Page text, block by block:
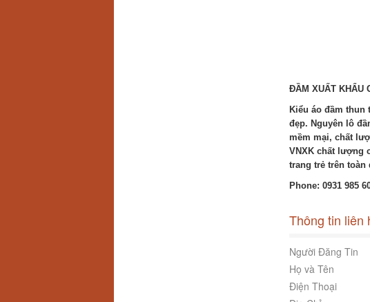
ĐẦM XUẤT KHẨU
Kiểu áo đầm
đẹp. Nguyên lô
mềm mại, chất
VNXK chất lượng
trang trẻ trên toàn
Phone: 0931 985
Thông tin liên
Người Đăng Tin
Họ và Tên
Điện Thoại